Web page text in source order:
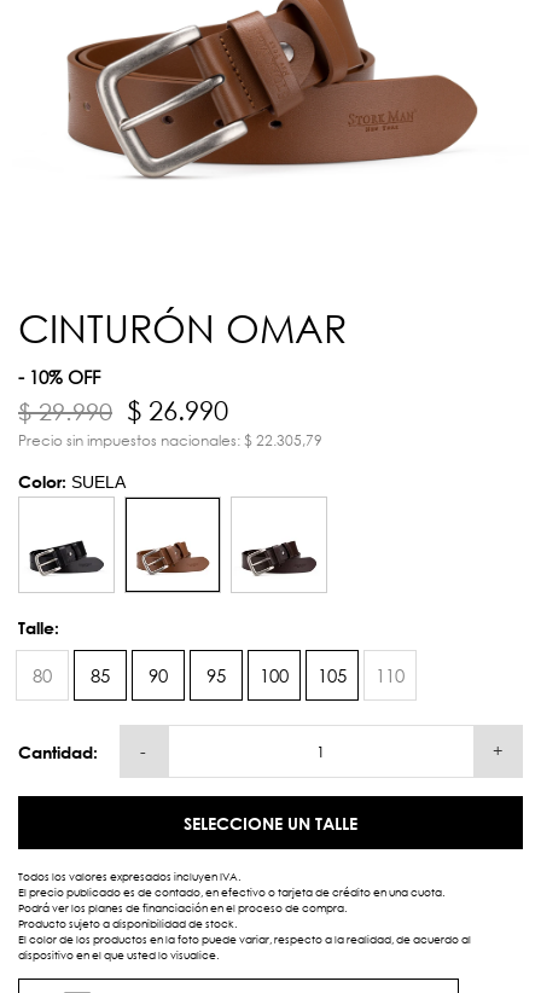
CINTURÓN OMAR
- 10% OFF
$ 29.990 $ 26.990
Precio sin impuestos nacionales: $ 22.305,79
Color: SUELA
Talle:
80 85 90 95 100 105 110
Cantidad: - +
SELECCIONE UN TALLE
Todos los valores expresados incluyen IVA.
El precio publicado es de contado, en efectivo o tarjeta de crédito en una cuota.
Podrá ver los planes de financiación en el proceso de compra.
Producto sujeto a disponibilidad de stock.
El color de los productos en la foto puede variar, respecto a la realidad, de acuerdo al
dispositivo en el que usted lo visualice.